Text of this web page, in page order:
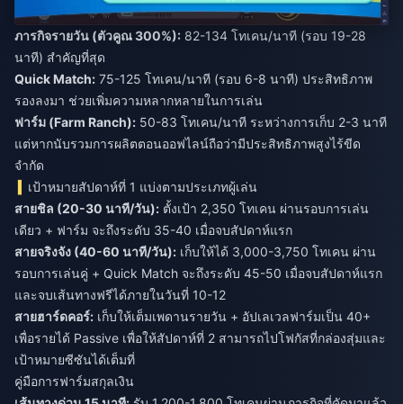
ภารกิจรายวัน (ตัวคูณ 300%): 82-134 โทเคน/นาที (รอบ 19-28
นาที) สำคัญที่สุด
Quick Match: 75-125 โทเคน/นาที (รอบ 6-8 นาที) ประสิทธิภาพ
รองลงมา ช่วยเพิ่มความหลากหลายในการเล่น
ฟาร์ม (Farm Ranch): 50-83 โทเคน/นาที ระหว่างการเก็บ 2-3 นาที
แต่หากนับรวมการผลิตตอนออฟไลน์ถือว่ามีประสิทธิภาพสูงไร้ขีด
จำกัด
เป้าหมายสัปดาห์ที่ 1 แบ่งตามประเภทผู้เล่น
สายชิล (20-30 นาที/วัน): ตั้งเป้า 2,350 โทเคน ผ่านรอบการเล่น
เดียว + ฟาร์ม จะถึงระดับ 35-40 เมื่อจบสัปดาห์แรก
สายจริงจัง (40-60 นาที/วัน): เก็บให้ได้ 3,000-3,750 โทเคน ผ่าน
รอบการเล่นคู่ + Quick Match จะถึงระดับ 45-50 เมื่อจบสัปดาห์แรก
และจบเส้นทางฟรีได้ภายในวันที่ 10-12
สายฮาร์ดคอร์: เก็บให้เต็มเพดานรายวัน + อัปเลเวลฟาร์มเป็น 40+
เพื่อรายได้ Passive เพื่อให้สัปดาห์ที่ 2 สามารถไปโฟกัสที่กล่องสุ่มและ
เป้าหมายซีซันได้เต็มที่
คู่มือการฟาร์มสกุลเงิน